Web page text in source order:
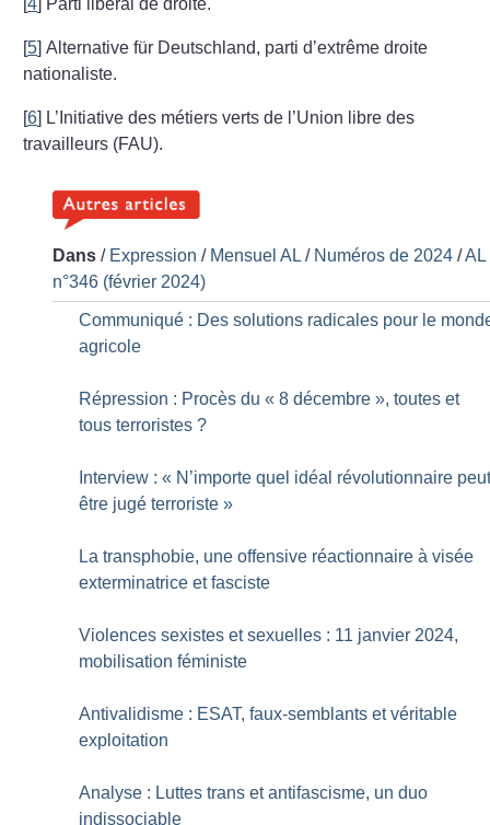
[5]Alternative für Deutschland, parti d’extrême droite
nationaliste.
[6] L’Initiative des métiers verts de l’Union libre des
travailleurs (FAU).
Dans / Expression / Mensuel AL / Numéros de 2024 /AL
n°346 (février 2024)
Communiqué : Des solutions radicales pour le
agricole
Répression : Procès du « 8 décembre », toutes et
tous terroristes ?
Interview : « N’importe quel idéal révolutionnaire
être jugé terroriste »
La transphobie, une offensive réactionnaire à visée
exterminatrice et fasciste
Violences sexistes et sexuelles : 11 janvier 2024,
mobilisation féministe
Antivalidisme : ESAT, faux-semblants et véritable
exploitation
Analyse : Luttes trans et antifascisme, un duo
indissociable